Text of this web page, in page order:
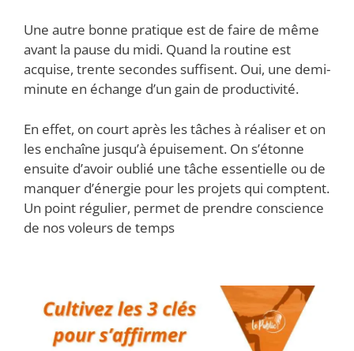
Une autre bonne pratique est de faire de même
avant la pause du midi. Quand la routine est
acquise, trente secondes suffisent. Oui, une demi-
minute en échange d’un gain de productivité.
En effet, on court après les tâches à réaliser et on
les enchaîne jusqu’à épuisement. On s’étonne
ensuite d’avoir oublié une tâche essentielle ou de
manquer d’énergie pour les projets qui comptent.
Un point régulier, permet de prendre conscience
de nos voleurs de temps